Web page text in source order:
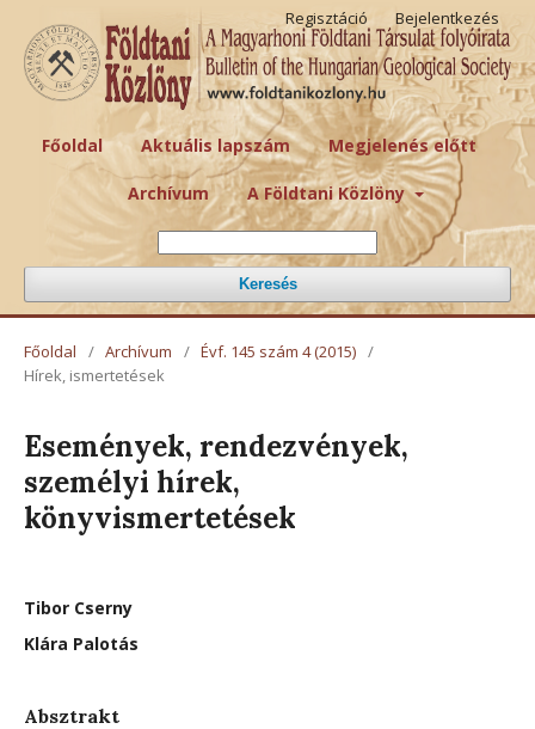
Főoldal Aktuális lapszám Megjelenés előtt
Archívum A Földtani Közlöny
Keresés
Regisztáció Bejelentkezés
Főoldal / Archívum / Évf. 145 szám 4 (2015) /
Hírek, ismertetések
Események, rendezvények,
személyi hírek,
könyvismertetések
Tibor Cserny
Klára Palotás
Absztrakt